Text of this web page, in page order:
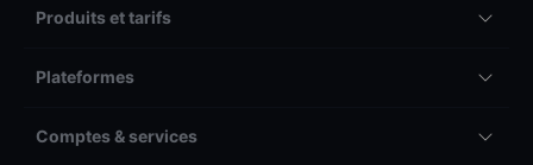
Produits et tarifs
Plateformes
Comptes & services